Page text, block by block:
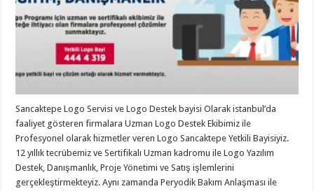
Sancaktepe Logo Servisi ve Logo Destek bayisi Olarak istanbul’da
faaliyet gösteren firmalara Uzman Logo Destek Ekibimiz ile
Profesyonel olarak hizmetler veren Logo Sancaktepe Yetkili Bayisiyiz.
12 yıllık tecrübemiz ve Sertifikalı Uzman kadromu ile Logo Yazılım
Destek, Danışmanlık, Proje Yönetimi ve Satış işlemlerini
gerçekleştirmekteyiz. Aynı zamanda Peryodik Bakım Anlaşması ile